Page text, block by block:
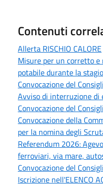
Contenuti
Allerta RISCHIO CALORE
Misure per un corretto e
potabile durante la
Convocazione del
Avviso di interruzione di
Convocazione del
Convocazione della
per la nomina degli
Referendum 2026:
ferroviari, via mare,
Convocazione del
Iscrizione nell'ELENCO